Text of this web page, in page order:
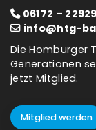
06172 – 22929
info@htg-
Die Homburger
Generationen
jetzt Mitglied.
Mitglied werden